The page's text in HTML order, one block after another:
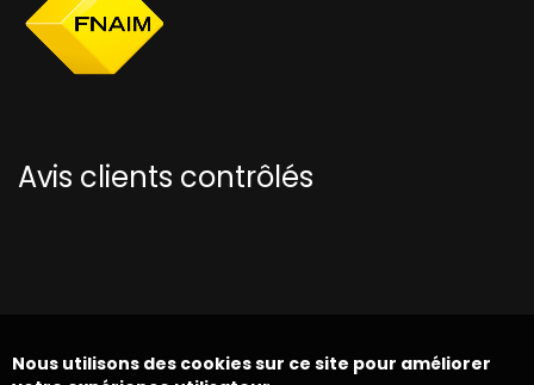
Avis clients contrôlés
Nous utilisons des cookies sur ce site pour améliorer